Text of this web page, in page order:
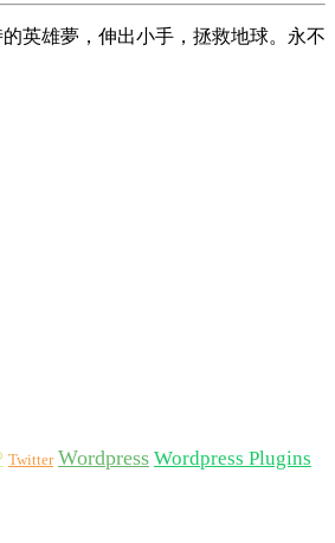
英雄夢，伸出小手，拯救地球。永不
Twitter Wordpress Wordpress Plugins